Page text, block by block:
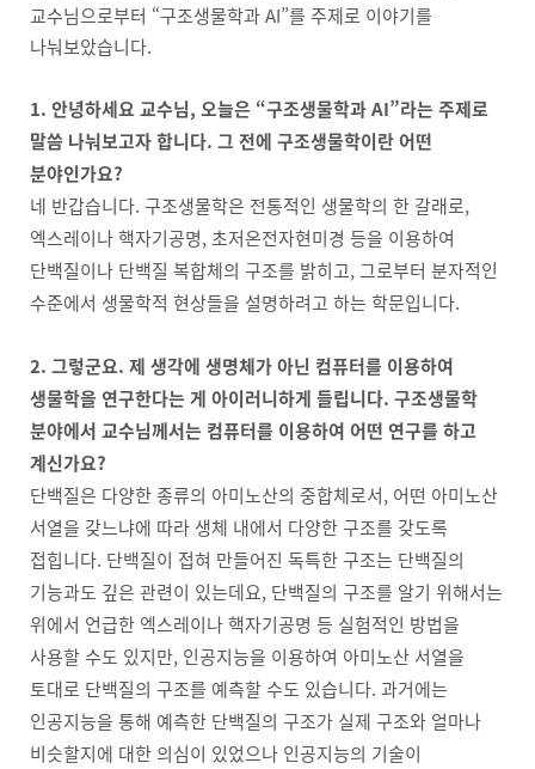
교수님으로부터 “구조생물학과 AI”를 주제로 이야기를
나눠보았습니다.
1. 안녕하세요 교수님, 오늘은 “구조생물학과 AI”라는 주제로
말씀 나눠보고자 합니다. 그 전에 구조생물학이란 어떤
분야인가요?
네 반갑습니다. 구조생물학은 전통적인 생물학의 한 갈래로,
엑스레이나 핵자기공명, 초저온전자현미경 등을 이용하여
단백질이나 단백질 복합체의 구조를 밝히고, 그로부터 분자적인
수준에서 생물학적 현상들을 설명하려고 하는 학문입니다.
2. 그렇군요. 제 생각에 생명체가 아닌 컴퓨터를 이용하여
생물학을 연구한다는 게 아이러니하게 들립니다. 구조생물학
분야에서 교수님께서는 컴퓨터를 이용하여 어떤 연구를 하고
계신가요?
단백질은 다양한 종류의 아미노산의 중합체로서, 어떤 아미노산
서열을 갖느냐에 따라 생체 내에서 다양한 구조를 갖도록
접힙니다. 단백질이 접혀 만들어진 독특한 구조는 단백질의
기능과도 깊은 관련이 있는데요, 단백질의 구조를 알기 위해서는
위에서 언급한 엑스레이나 핵자기공명 등 실험적인 방법을
사용할 수도 있지만, 인공지능을 이용하여 아미노산 서열을
토대로 단백질의 구조를 예측할 수도 있습니다. 과거에는
인공지능을 통해 예측한 단백질의 구조가 실제 구조와 얼마나
비슷할지에 대한 의심이 있었으나 인공지능의 기술이